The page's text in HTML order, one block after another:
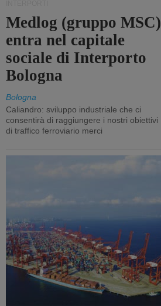
Medlog (gruppo MSC)
entra nel capitale
sociale di Interporto
Bologna
Bologna
Caliandro: sviluppo industriale che ci
consentirà di raggiungere i nostri obiettivi
di traffico ferroviario merci